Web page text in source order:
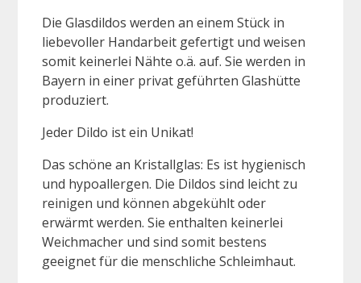
Die Glasdildos werden an einem Stück in
liebevoller Handarbeit gefertigt und weisen
somit keinerlei Nähte o.ä. auf. Sie werden in
Bayern in einer privat geführten Glashütte
produziert.
Jeder Dildo ist ein Unikat!
Das schöne an Kristallglas: Es ist hygienisch
und hypoallergen. Die Dildos sind leicht zu
reinigen und können abgekühlt oder
erwärmt werden. Sie enthalten keinerlei
Weichmacher und sind somit bestens
geeignet für die menschliche Schleimhaut.